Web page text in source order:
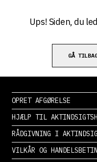
Ups! Siden, du
GÅ
OPRET AFGØRELSE
HJÆLP TIL
RÅDGIVNING I
VILKÅR OG